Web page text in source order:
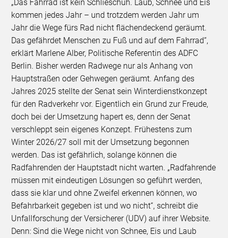
„Das Fahrrad ist kein Schlieschuh. Laub, Schnee und Eis
kommen jedes Jahr – und trotzdem werden Jahr um
Jahr die Wege fürs Rad nicht flächendeckend geräumt.
Das gefährdet Menschen zu Fuß und auf dem Fahrrad“,
erklärt Marlene Alber, Politische Referentin des ADFC
Berlin. Bisher werden Radwege nur als Anhang von
Hauptstraßen oder Gehwegen geräumt. Anfang des
Jahres 2025 stellte der Senat sein Winterdienstkonzept
für den Radverkehr vor. Eigentlich ein Grund zur Freude,
doch bei der Umsetzung hapert es, denn der Senat
verschleppt sein eigenes Konzept. Frühestens zum
Winter 2026/27 soll mit der Umsetzung begonnen
werden. Das ist gefährlich, solange können die
Radfahrenden der Hauptstadt nicht warten. „Radfahrende
müssen mit eindeutigen Lösungen so geführt werden,
dass sie klar und ohne Zweifel erkennen können, wo
Befahrbarkeit gegeben ist und wo nicht“, schreibt die
Unfallforschung der Versicherer (UDV) auf ihrer Website.
Denn: Sind die Wege nicht von Schnee, Eis und Laub